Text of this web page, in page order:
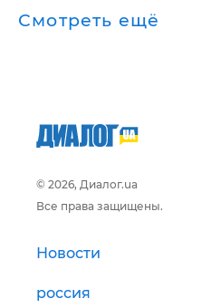
Смотреть ещё
© 2026, Диалог.ua
Все права защищены.
Новости
россия